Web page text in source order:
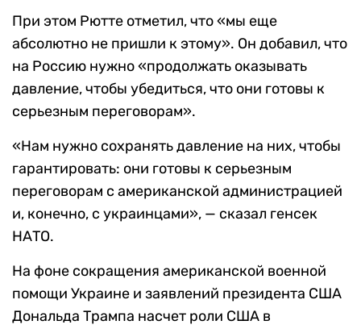
При этом Рютте отметил, что «мы еще
абсолютно не пришли к этому». Он добавил, что
на Россию нужно «продолжать оказывать
давление, чтобы убедиться, что они готовы к
серьезным переговорам».
«Нам нужно сохранять давление на них, чтобы
гарантировать: они готовы к серьезным
переговорам с американской администрацией
и, конечно, с украинцами», — сказал генсек
НАТО.
На фоне сокращения американской военной
помощи Украине и заявлений президента США
Дональда Трампа насчет роли США в